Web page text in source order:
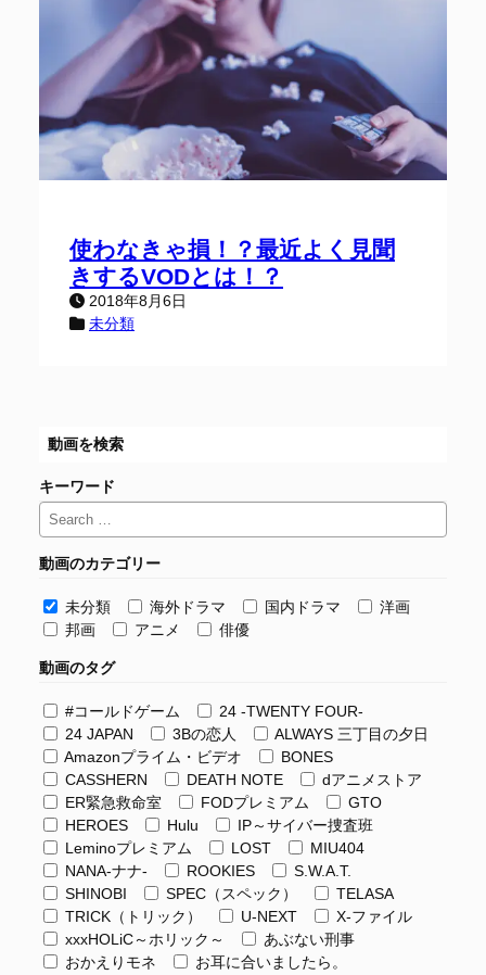
使わなきゃ損！？最近よく見聞
きするVODとは！？
2018年8月6日
未分類
動画を検索
キーワード
動画のカテゴリー
未分類 海外ドラマ 国内ドラマ
洋画
邦画
アニメ 俳優
動画のタグ
#コールドゲーム
24 -TWENTY FOUR-
24 JAPAN
3Bの恋人
ALWAYS 三丁目の夕日
Amazonプライム・ビデオ
BONES
CASSHERN
DEATH NOTE
dアニメストア
ER緊急救命室
FODプレミアム
GTO
HEROES
Hulu
IP～サイバー捜査班
Leminoプレミアム
LOST
MIU404
NANA-ナナ-
ROOKIES
S.W.A.T.
SHINOBI
SPEC（スペック）
TELASA
TRICK（トリック）
U-NEXT
X-ファイル
xxxHOLiC～ホリック～
あぶない刑事
おかえりモネ
お耳に合いましたら。